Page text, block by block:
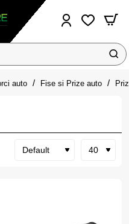
auto Fise si Prize auto